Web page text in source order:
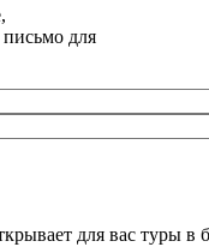
для
для вас туры в